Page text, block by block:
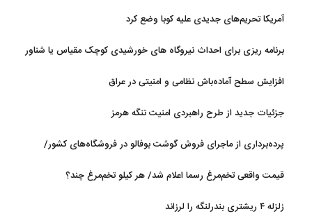
آمریکا تحریم‌های جدیدی علیه کوبا وضع کرد
برنامه ریزی برای احداث نیروگاه های خورشیدی کوچک مقیاس یا شناور
افزایش سطح آماده‌باش نظامی و امنیتی در عراق
جزئیات جدید از طرح راهبردی امنیت تنگه هرمز
پرده‌برداری از ماجرای فروش گوشت بوفالو در فروشگاه‌های کشور/
قیمت واقعی تخم‌مرغ رسما اعلام شد/ هر کیلو تخم‌مرغ چند؟
زلزله ۴ ریشتری بندرلنگه را لرزاند